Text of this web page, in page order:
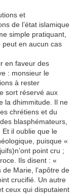
et
de l’état islamique
simple pratiquant,
peut en aucun cas
en faveur des
: monsieur le
à rester
sort réservé aux
la dhimmitude. Il ne
chrétiens et du
blasphémateurs,
Et il oublie que le
puisque «
point cru ;
Ils disent : «
Marie, l’apôtre de
crucifié. Un autre
ceux qui disputaient